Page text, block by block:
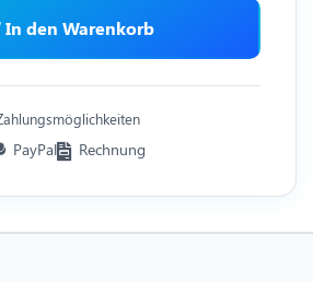
In den Warenkorb
PayPal Rechnung